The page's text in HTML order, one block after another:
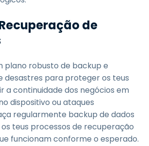
de
plano robusto de backup e
desastres para proteger os teus
a continuidade dos negócios em
dispositivo ou ataques
regularmente backup de dados
teus processos de recuperação
funcionam conforme o esperado.